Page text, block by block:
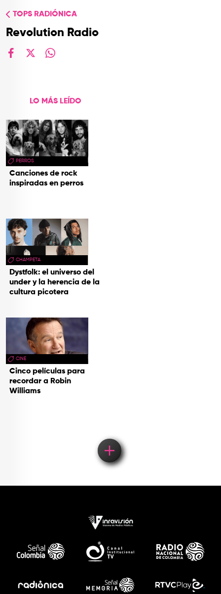
TOPS RADIÓNICA
Revolution Radio
LO MÁS LEÍDO
PERROS
Canciones de rock
inspiradas en perros
CHAMPETA
Dystfolk: el universo del
under y la herencia de la
cultura picotera
CINE
Cinco películas para
recordar a Robin
Williams